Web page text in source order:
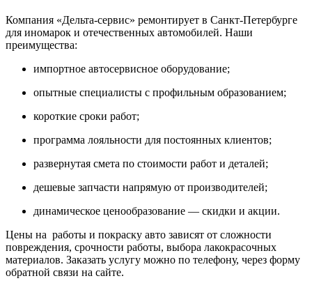
Компания «Дельта-сервис» ремонтирует в Санкт-Петербурге
для иномарок и отечественных автомобилей. Наши
преимущества:
импортное автосервисное оборудование;
опытные специалисты с профильным образованием;
короткие сроки работ;
программа лояльности для постоянных клиентов;
развернутая смета по стоимости работ и деталей;
дешевые запчасти напрямую от производителей;
динамическое ценообразование — скидки и акции.
Цены на работы и покраску авто зависят от сложности
повреждения, срочности работы, выбора лакокрасочных
материалов. Заказать услугу можно по телефону, через форму
обратной связи на сайте.